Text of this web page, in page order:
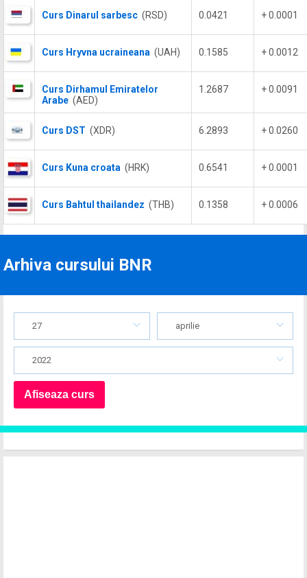
Curs Dinarul sarbesc (RSD) 0.0421 + 0.0001
Curs Hryvna ucraineana (UAH) 0.1585 + 0.0012
Curs Dirhamul Emiratelor
Arabe (AED)
1.2687 + 0.0091
Curs DST (XDR) 6.2893 + 0.0260
Curs Kuna croata (HRK) 0.6541 + 0.0001
Curs Bahtul thailandez (THB) 0.1358 + 0.0006
Arhiva cursului BNR
27 aprilie
2022